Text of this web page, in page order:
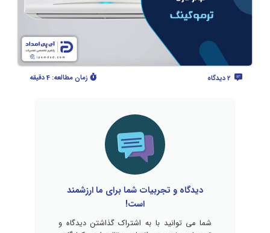
زمان مطالعه: 4 دقیقه
دیدگاه و تجربیات شما برای ما ارزشمند
است!
شما می توانید با به اشتراک گذاشتن دیدگاه و